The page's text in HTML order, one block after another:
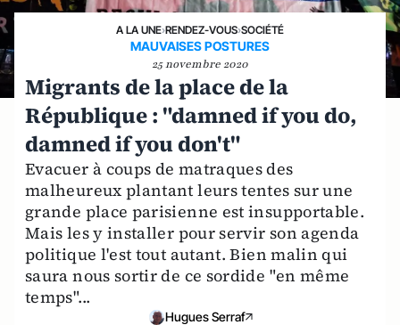
A LA UNE›RENDEZ-VOUS›SOCIÉTÉ
MAUVAISES POSTURES
25 novembre 2020
Migrants de la place de la
République : "damned if you do,
damned if you don't"
Evacuer à coups de matraques des
malheureux plantant leurs tentes sur une
grande place parisienne est insupportable.
Mais les y installer pour servir son agenda
politique l'est tout autant. Bien malin qui
saura nous sortir de ce sordide "en même
temps"...
Hugues Serraf